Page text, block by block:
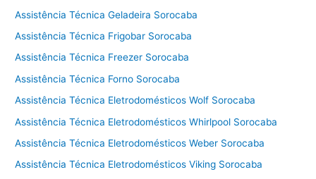
a
a
d
g
a
Assistência Técnica Geladeira Sorocaba
Assistência Técnica Frigobar Sorocaba
Assistência Técnica Freezer Sorocaba
Assistência Técnica Forno Sorocaba
Assistência Técnica Eletrodomésticos Wolf Sorocaba
Assistência Técnica Eletrodomésticos Whirlpool Sorocaba
Assistência Técnica Eletrodomésticos Weber Sorocaba
Assistência Técnica Eletrodomésticos Viking Sorocaba